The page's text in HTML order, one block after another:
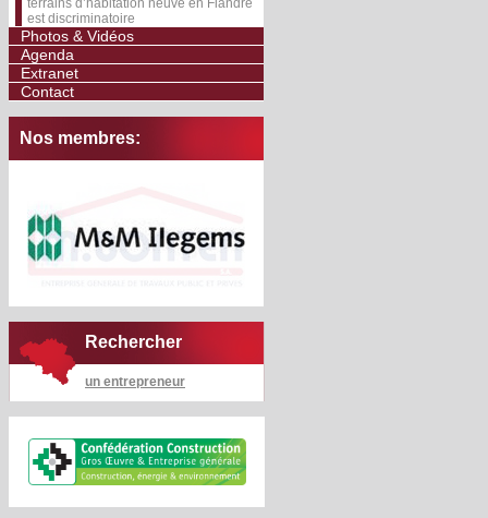
terrains d’habitation neuve en Flandre
est discriminatoire
Photos & Vidéos
Agenda
Extranet
Contact
Nos membres:
Rechercher
un entrepreneur